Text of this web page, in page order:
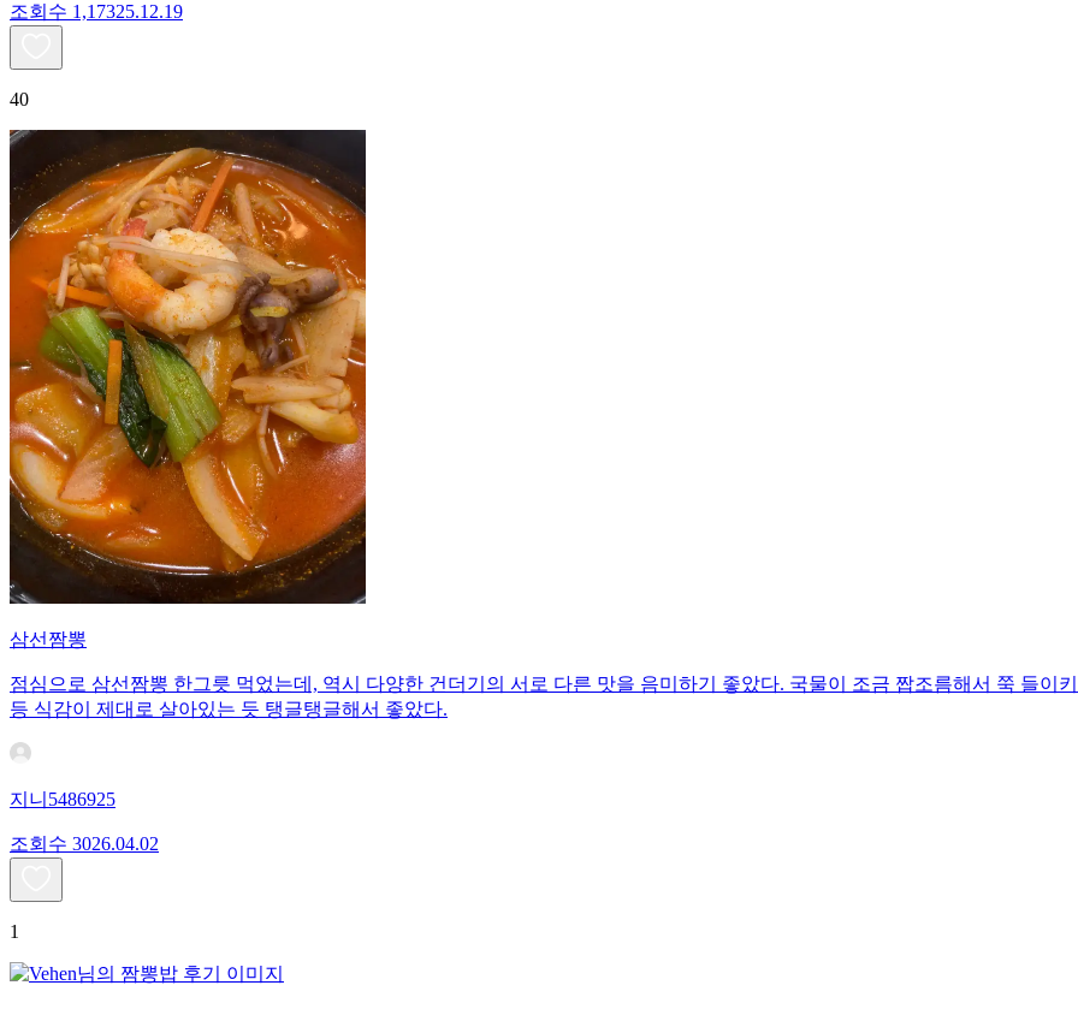
조회수 1,17325.12.19
40
삼선짬뽕
점심으로 삼선짬뽕 한그릇 먹었는데, 역시 다양한 건더기의 서로 다른 맛을 음미하기 좋았다. 국물이 조금 짭조름해서 쭉 들이
등 식감이 제대로 살아있는 듯 탱글탱글해서 좋았다.
지니5486925
조회수 3026.04.02
1